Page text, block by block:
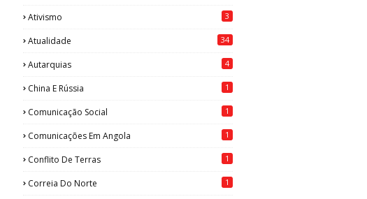
Ativismo 3
Atualidade 34
Autarquias 4
China E Rússia 1
Comunicação Social 1
Comunicações Em Angola 1
Conflito De Terras 1
Correia Do Norte 1